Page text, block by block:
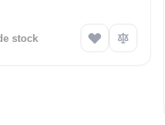
stock